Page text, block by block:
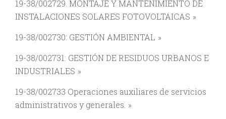
19-38/002729. MONTAJE Y MANTENIMIENTO DE
INSTALACIONES SOLARES FOTOVOLTAICAS
19-38/002730: GESTIÓN AMBIENTAL
19-38/002731: GESTIÓN DE RESIDUOS URBANOS E
INDUSTRIALES
19-38/002733 Operaciones auxiliares de servicios
administrativos y generales.